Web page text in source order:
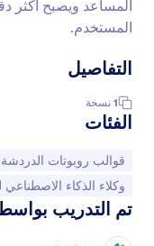
المساعد ويصبح أكثر
المستخدم.
التفاصيل
1 نسخة
الفئات
انتقل إلى الفئة:
قوالب روبوتات الدردشة
انتقل إلى الفئة:
وكلاء الذكاء الاصطناعي
تم التدريب